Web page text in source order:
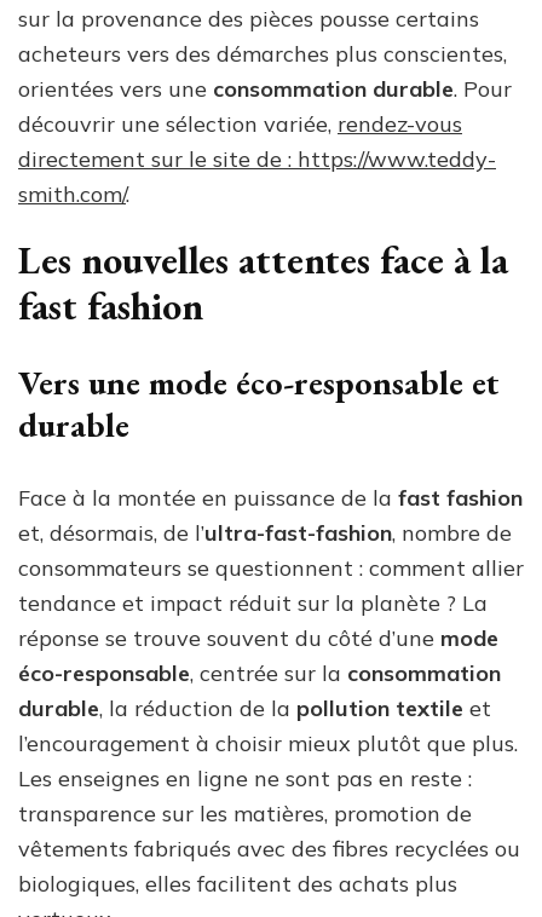
sur la provenance des pièces pousse certains
acheteurs vers des démarches plus conscientes,
orientées vers une consommation durable. Pour
découvrir une sélection variée, rendez-vous
directement sur le site de : https://www.teddy-
smith.com/.
Les nouvelles attentes face à la
fast fashion
Vers une mode éco-responsable et
durable
Face à la montée en puissance de la fast fashion
et, désormais, de l’ultra-fast-fashion, nombre de
consommateurs se questionnent : comment allier
tendance et impact réduit sur la planète ? La
réponse se trouve souvent du côté d’une mode
éco-responsable, centrée sur la consommation
durable, la réduction de la pollution textile et
l’encouragement à choisir mieux plutôt que plus.
Les enseignes en ligne ne sont pas en reste :
transparence sur les matières, promotion de
vêtements fabriqués avec des fibres recyclées ou
biologiques, elles facilitent des achats plus